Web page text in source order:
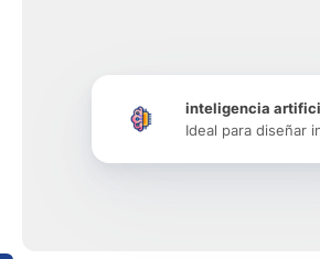
inteligencia
Ideal para diseñar